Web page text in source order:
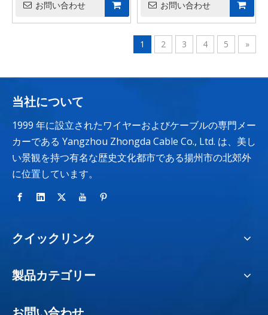
お問い合わせ お問い合わせ
1 2 3 4 5 »
当社について
1999 年に設立されたワイヤーおよびケーブルの専門メー
カーである Yangzhou Zhongda Cable Co., Ltd. は、美し
い景観を持つ有名な歴史文化都市である揚州市の北郊外
に位置しています。
クイックリンク
製品カテゴリー